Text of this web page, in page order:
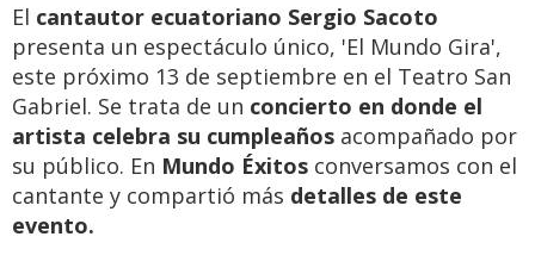
El cantautor ecuatoriano Sergio Sacoto
presenta un espectáculo único, 'El Mundo Gira',
este próximo 13 de septiembre en el Teatro San
Gabriel. Se trata de un concierto en donde el
artista celebra su cumpleaños acompañado por
su público. En Mundo Éxitos conversamos con el
cantante y compartió más detalles de este
evento.